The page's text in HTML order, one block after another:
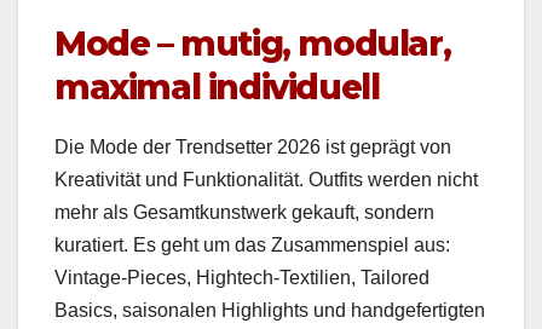
Mode – mutig, modular,
maximal individuell
Die Mode der Trend­set­ter 2026 ist geprägt von
Kreativ­ität und Funk­tion­al­ität. Out­fits wer­den nicht
mehr als Gesamtkunst­werk gekauft, son­dern
kuratiert. Es geht um das Zusam­men­spiel aus:
Vin­tage-Pieces, High­tech-Tex­tilien, Tai­lored
Basics, saisonalen High­lights und handge­fer­tigten